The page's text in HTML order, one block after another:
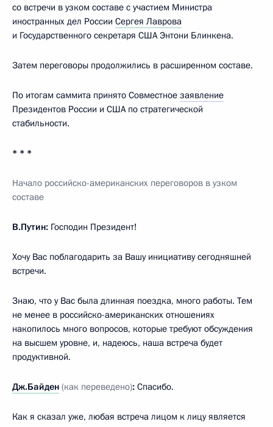
со встречи в узком составе с участием Министра
иностранных дел России Сергея Лаврова
и Государственного секретаря США Энтони Блинкена.
Затем переговоры продолжились в расширенном составе.
По итогам саммита принято Совместное заявление
Президентов России и США по стратегической
стабильности.
* * *
Начало российско-американских переговоров в узком
составе
В.Путин: Господин Президент!
Хочу Вас поблагодарить за Вашу инициативу сегодняшней
встречи.
Знаю, что у Вас была длинная поездка, много работы. Тем
не менее в российско-американских отношениях
накопилось много вопросов, которые требуют обсуждения
на высшем уровне, и, надеюсь, наша встреча будет
продуктивной.
Дж.Байден (как переведено): Спасибо.
Как я сказал уже, любая встреча лицом к лицу является